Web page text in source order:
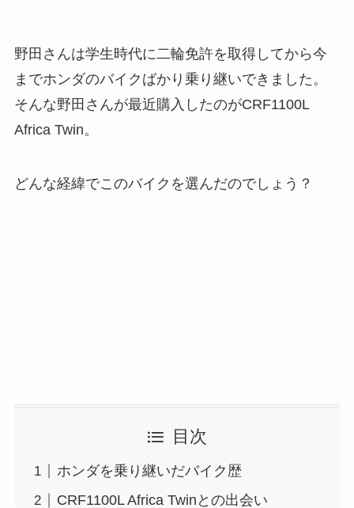
野田さんは学生時代に二輪免許を取得してから今
までホンダのバイクばかり乗り継いできました。
そんな野田さんが最近購入したのがCRF1100L
Africa Twin。
どんな経緯でこのバイクを選んだのでしょう？
目次
ホンダを乗り継いだバイク歴
CRF1100L Africa Twinとの出会い